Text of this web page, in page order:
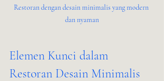
Restoran dengan desain minimalis yang modern
dan nyaman
Elemen Kunci dalam
Restoran Desain Minimalis